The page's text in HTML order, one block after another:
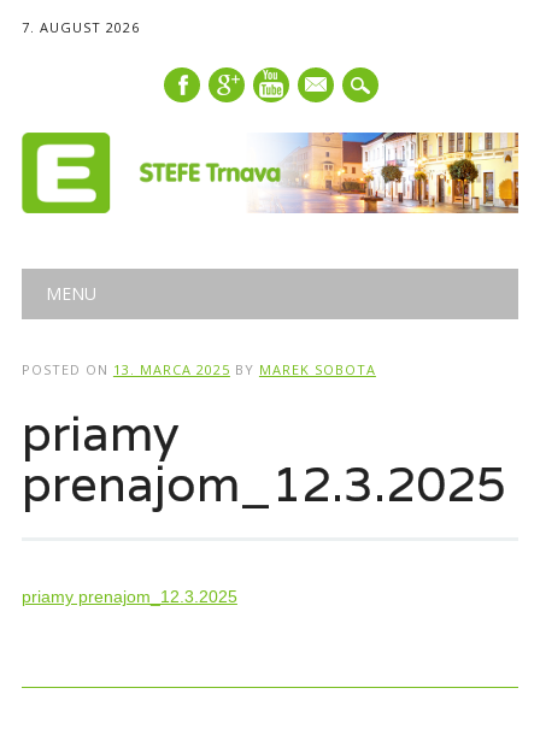
7. AUGUST 2026
mail
Main menu
MENU
POSTED ON 13. MARCA 2025 BY MAREK SOBOTA
priamy
prenajom_12.3.2025
priamy prenajom_12.3.2025